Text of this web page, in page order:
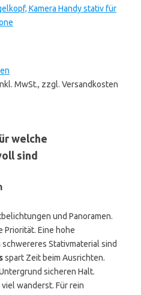
Kamera Handy stativ für
MwSt., zzgl. Versandkosten
welche
sind
und Panoramen.
Priorität. Eine hohe
schwereres Stativmaterial sind
spart Zeit beim Ausrichten.
sicheren Halt.
wanderst. Für rein